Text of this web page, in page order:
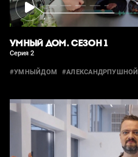
УМНЫЙ ДОМ. СЕЗОН 1
Серия 2
#УМНЫЙДОМ #АЛЕКСАНДРПУШНОЙ